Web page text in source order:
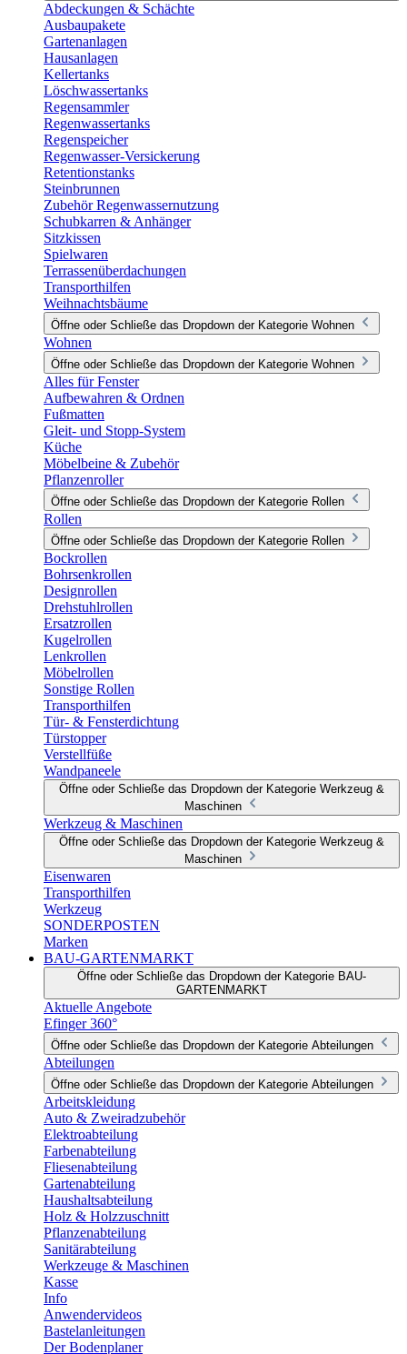
Abdeckungen & Schächte
Ausbaupakete
Gartenanlagen
Hausanlagen
Kellertanks
Löschwassertanks
Regensammler
Regenwassertanks
Regenspeicher
Regenwasser-Versickerung
Retentionstanks
Steinbrunnen
Zubehör Regenwassernutzung
Schubkarren & Anhänger
Sitzkissen
Spielwaren
Terrassenüberdachungen
Transporthilfen
Weihnachtsbäume
Öffne oder Schließe das Dropdown der Kategorie Wohnen
Wohnen
Öffne oder Schließe das Dropdown der Kategorie Wohnen
Alles für Fenster
Aufbewahren & Ordnen
Fußmatten
Gleit- und Stopp-System
Küche
Möbelbeine & Zubehör
Pflanzenroller
Öffne oder Schließe das Dropdown der Kategorie Rollen
Rollen
Öffne oder Schließe das Dropdown der Kategorie Rollen
Bockrollen
Bohrsenkrollen
Designrollen
Drehstuhlrollen
Ersatzrollen
Kugelrollen
Lenkrollen
Möbelrollen
Sonstige Rollen
Transporthilfen
Tür- & Fensterdichtung
Türstopper
Verstellfüße
Wandpaneele
Öffne oder Schließe das Dropdown der Kategorie Werkzeug &
Maschinen
Werkzeug & Maschinen
Öffne oder Schließe das Dropdown der Kategorie Werkzeug &
Maschinen
Eisenwaren
Transporthilfen
Werkzeug
SONDERPOSTEN
Marken
BAU-GARTENMARKT
Öffne oder Schließe das Dropdown der Kategorie BAU-
GARTENMARKT
Aktuelle Angebote
Efinger 360°
Öffne oder Schließe das Dropdown der Kategorie Abteilungen
Abteilungen
Öffne oder Schließe das Dropdown der Kategorie Abteilungen
Arbeitskleidung
Auto & Zweiradzubehör
Elektroabteilung
Farbenabteilung
Fliesenabteilung
Gartenabteilung
Haushaltsabteilung
Holz & Holzzuschnitt
Pflanzenabteilung
Sanitärabteilung
Werkzeuge & Maschinen
Kasse
Info
Anwendervideos
Bastelanleitungen
Der Bodenplaner